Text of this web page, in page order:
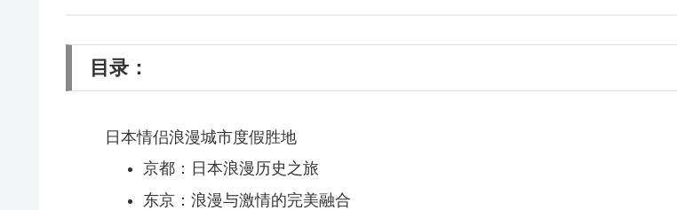
目录：
日本情侣浪漫城市度假胜地
京都：日本浪漫历史之旅
东京：浪漫与激情的完美融合